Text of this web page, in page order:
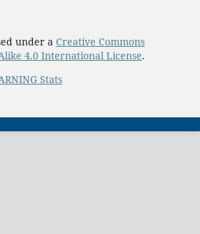
under a Creative Commons
4.0 International License.
Stats